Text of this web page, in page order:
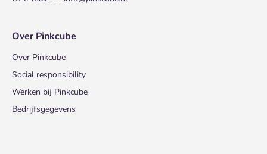
Over Pinkcube
Over Pinkcube
Social responsibility
Werken bij Pinkcube
Bedrijfsgegevens